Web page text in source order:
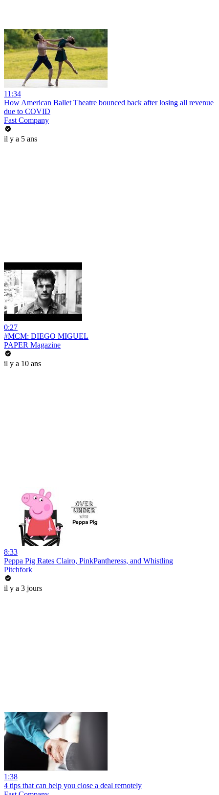
11:34
How American Ballet Theatre bounced back after losing all revenue
due to COVID
Fast Company
il y a 5 ans
0:27
#MCM: DIEGO MIGUEL
PAPER Magazine
il y a 10 ans
8:33
Peppa Pig Rates Clairo, PinkPantheress, and Whistling
Pitchfork
il y a 3 jours
1:38
4 tips that can help you close a deal remotely